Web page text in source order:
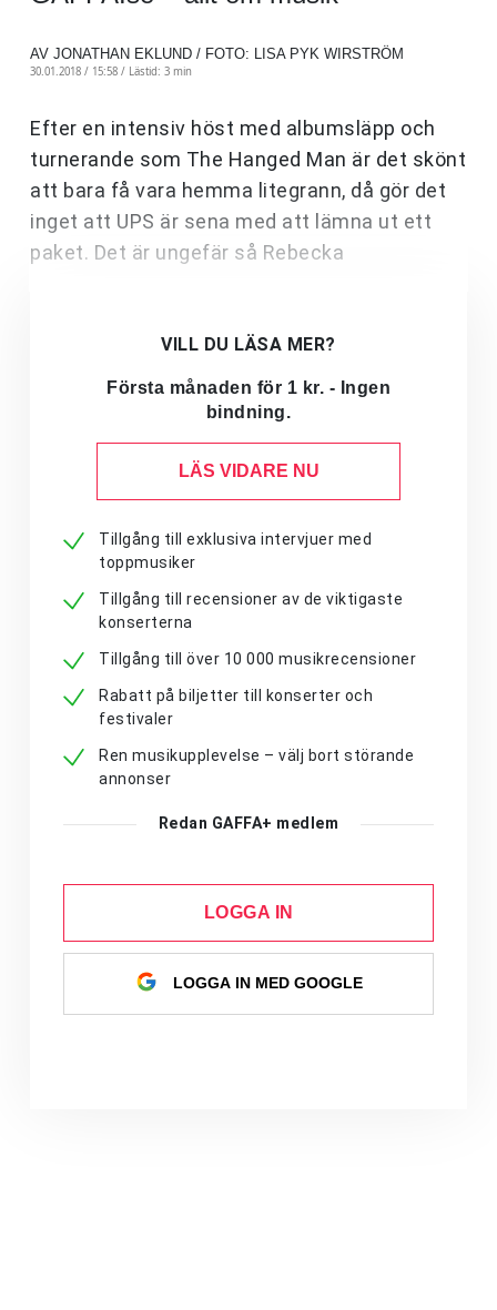
AV JONATHAN EKLUND / FOTO: LISA PYK WIRSTRÖM
30.01.2018 / 15:58 / Lästid: 3 min
Efter en intensiv höst med albumsläpp och
turnerande som The Hanged Man är det skönt
att bara få vara hemma litegrann, då gör det
inget att UPS är sena med att lämna ut ett
paket. Det är ungefär så Rebecka
VILL DU LÄSA MER?
Första månaden för 1 kr. - Ingen
bindning.
LÄS VIDARE NU
Tillgång till exklusiva intervjuer med
toppmusiker
Tillgång till recensioner av de viktigaste
konserterna
Tillgång till över 10 000 musikrecensioner
Rabatt på biljetter till konserter och
festivaler
Ren musikupplevelse – välj bort störande
annonser
Redan GAFFA+ medlem
LOGGA IN
LOGGA IN MED GOOGLE